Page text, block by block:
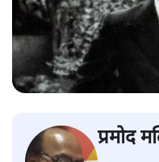
प्रमोद